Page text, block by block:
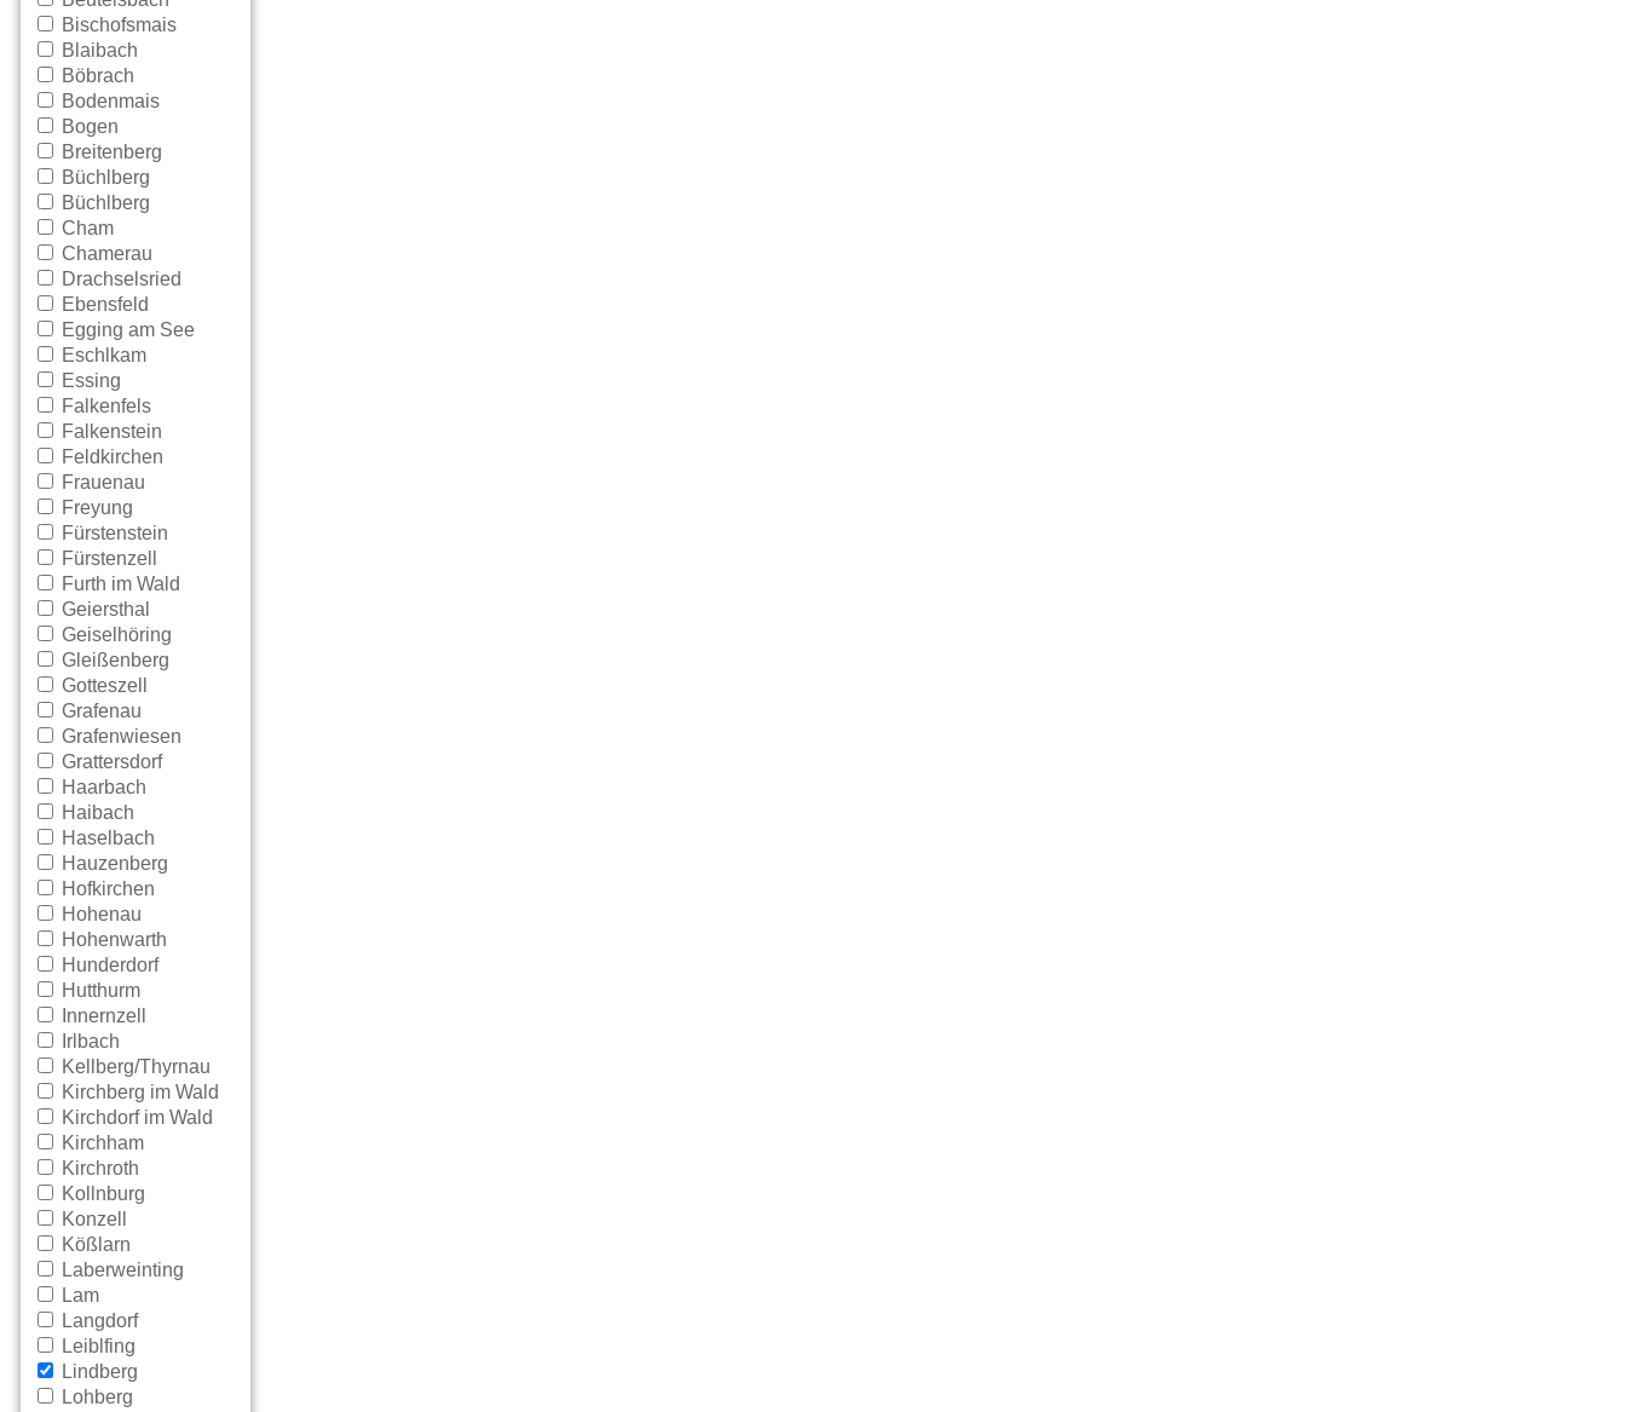
Bischofsmais
Blaibach
Böbrach
Bodenmais
Bogen
Breitenberg
Büchlberg
Büchlberg
Cham
Chamerau
Drachselsried
Ebensfeld
Egging am See
Eschlkam
Essing
Falkenfels
Falkenstein
Feldkirchen
Frauenau
Freyung
Fürstenstein
Fürstenzell
Furth im Wald
Geiersthal
Geiselhöring
Gleißenberg
Gotteszell
Grafenau
Grafenwiesen
Grattersdorf
Haarbach
Haibach
Haselbach
Hauzenberg
Hofkirchen
Hohenau
Hohenwarth
Hunderdorf
Hutthurm
Innernzell
Irlbach
Kellberg/Thyrnau
Kirchberg im Wald
Kirchdorf im Wald
Kirchham
Kirchroth
Kollnburg
Konzell
Kößlarn
Laberweinting
Lam
Langdorf
Leiblfing
Lindberg
Lohberg